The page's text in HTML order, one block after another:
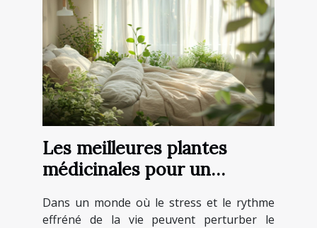
Les meilleures plantes
médicinales pour un
Dans un monde où le stress et le rythme
effréné de la vie peuvent perturber le